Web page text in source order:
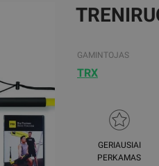
GAMINTOJAS
TRX
GERIAUSIAI
PERKAMAS